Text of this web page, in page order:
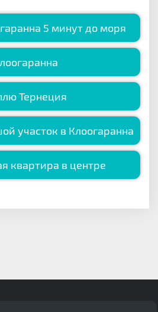
5 минут до моря
Тернеция
участок в Клоогаранна
квартира в центре